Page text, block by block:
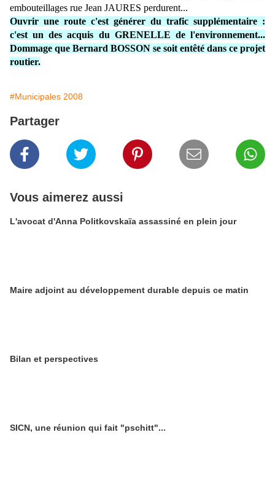
embouteillages rue Jean JAURES perdurent...
Ouvrir une route c'est générer du trafic supplémentaire :
c'est un des acquis du GRENELLE de l'environnement...
Dommage que Bernard BOSSON se soit entêté dans ce projet
routier.
#Municipales 2008
Partager
Vous aimerez aussi
L'avocat d'Anna Politkovskaïa assassiné en plein jour
Maire adjoint au développement durable depuis ce matin
Bilan et perspectives
SICN, une réunion qui fait "pschitt"...